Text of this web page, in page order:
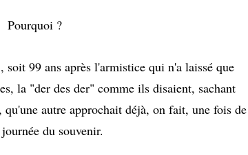
Pourquoi ?
99 ans après l'armistice qui n'a laissé que
la "der des der" comme ils disaient, sachant
autre approchait déjà, on fait, une fois de
du souvenir.